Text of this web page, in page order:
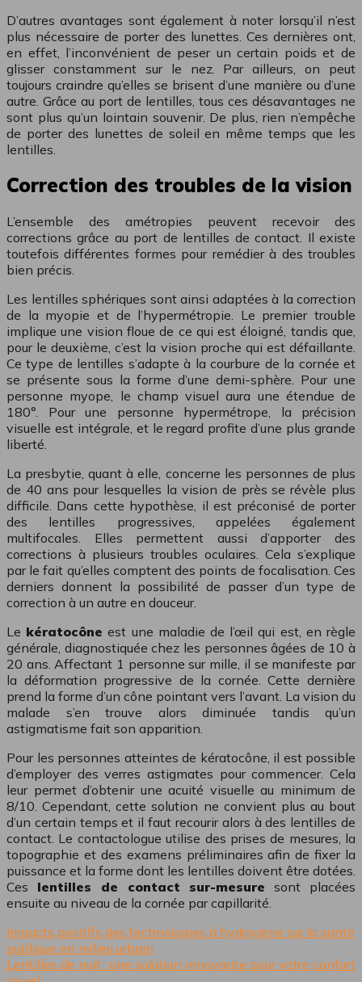
D’autres avantages sont également à noter lorsqu’il n’est
plus nécessaire de porter des lunettes. Ces dernières ont,
en effet, l’inconvénient de peser un certain poids et de
glisser constamment sur le nez. Par ailleurs, on peut
toujours craindre qu’elles se brisent d’une manière ou d’une
autre. Grâce au port de lentilles, tous ces désavantages ne
sont plus qu’un lointain souvenir. De plus, rien n’empêche
de porter des lunettes de soleil en même temps que les
lentilles.
Correction des troubles de la vision
L’ensemble des amétropies peuvent recevoir des
corrections grâce au port de lentilles de contact. Il existe
toutefois différentes formes pour remédier à des troubles
bien précis.
Les lentilles sphériques sont ainsi adaptées à la correction
de la myopie et de l’hypermétropie. Le premier trouble
implique une vision floue de ce qui est éloigné, tandis que,
pour le deuxième, c’est la vision proche qui est défaillante.
Ce type de lentilles s’adapte à la courbure de la cornée et
se présente sous la forme d’une demi-sphère. Pour une
personne myope, le champ visuel aura une étendue de
180°. Pour une personne hypermétrope, la précision
visuelle est intégrale, et le regard profite d’une plus grande
liberté.
La presbytie, quant à elle, concerne les personnes de plus
de 40 ans pour lesquelles la vision de près se révèle plus
difficile. Dans cette hypothèse, il est préconisé de porter
des lentilles progressives, appelées également
multifocales. Elles permettent aussi d’apporter des
corrections à plusieurs troubles oculaires. Cela s’explique
par le fait qu’elles comptent des points de focalisation. Ces
derniers donnent la possibilité de passer d’un type de
correction à un autre en douceur.
Le kératocône est une maladie de l’œil qui est, en règle
générale, diagnostiquée chez les personnes âgées de 10 à
20 ans. Affectant 1 personne sur mille, il se manifeste par
la déformation progressive de la cornée. Cette dernière
prend la forme d’un cône pointant vers l’avant. La vision du
malade s’en trouve alors diminuée tandis qu’un
astigmatisme fait son apparition.
Pour les personnes atteintes de kératocône, il est possible
d’employer des verres astigmates pour commencer. Cela
leur permet d’obtenir une acuité visuelle au minimum de
8/10. Cependant, cette solution ne convient plus au bout
d’un certain temps et il faut recourir alors à des lentilles de
contact. Le contactologue utilise des prises de mesures, la
topographie et des examens préliminaires afin de fixer la
puissance et la forme dont les lentilles doivent être dotées.
Ces lentilles de contact sur-mesure sont placées
ensuite au niveau de la cornée par capillarité.
Impacts positifs des technologies à hydrogène sur la santé
publique en milieu urbain
Lentilles de nuit : une solution innovante pour votre confort